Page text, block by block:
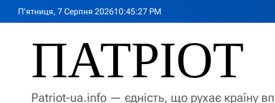
П’ятниця, 7 Серпня 202610:45:28 PM
ПАТРІОТ
Patriot-ua.info — єдність, що рухає країну